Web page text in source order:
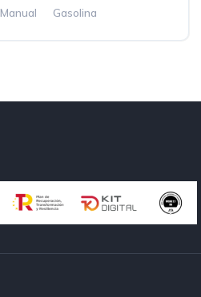
Manual
Gasolina